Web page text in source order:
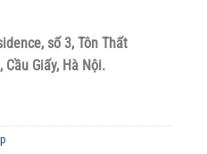
số 3, Tôn Thất
Cầu Giấy, Hà Nội.